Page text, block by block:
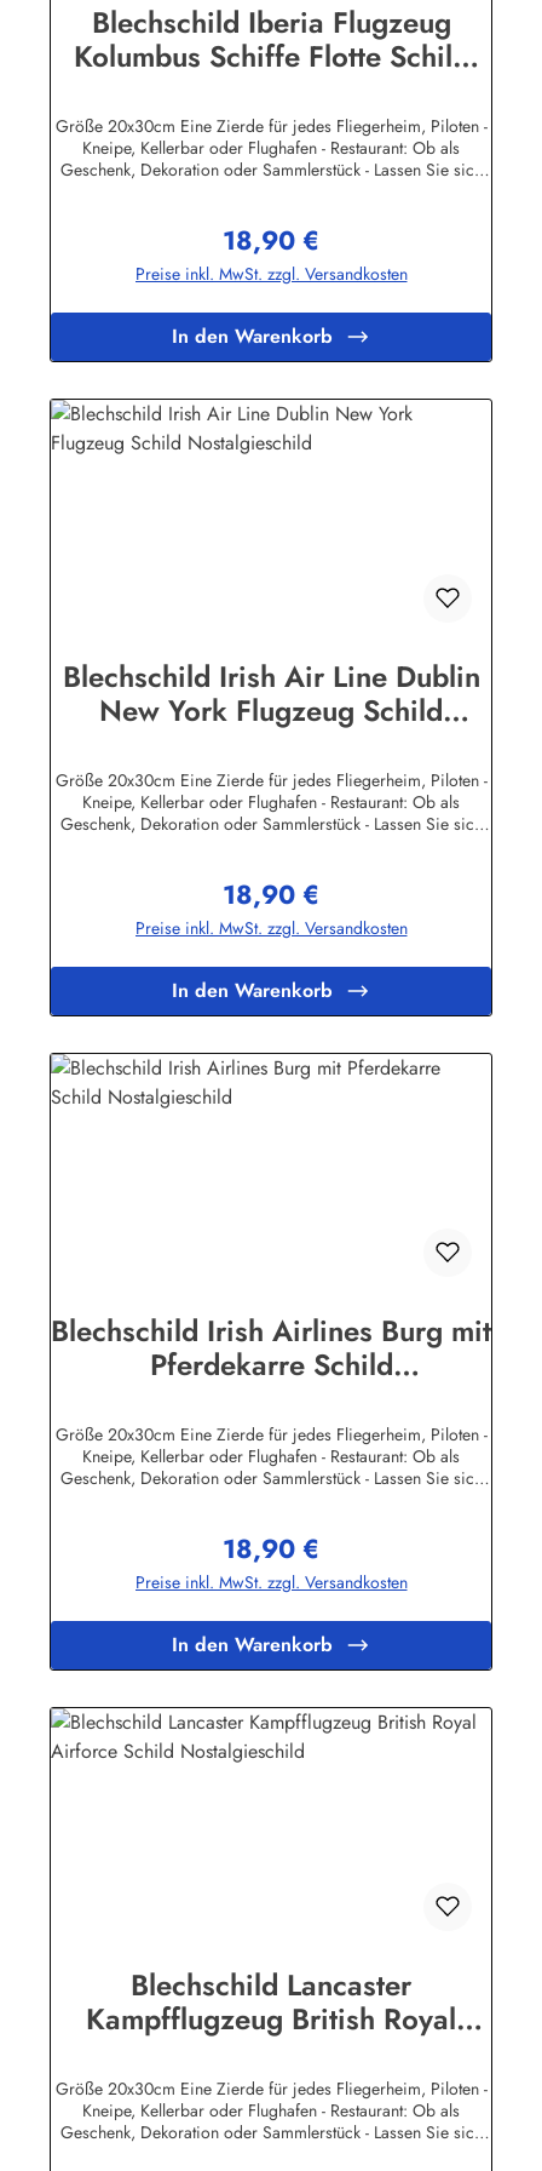
Blechschild Iberia Flugzeug
Kolumbus Schiffe Flotte Schild
Größe 20x30cm Eine Zierde für jedes Fliegerheim, Piloten -
Kneipe, Kellerbar oder Flughafen - Restaurant: Ob als
Geschenk, Dekoration oder Sammlerstück - Lassen Sie sich
Motiven. Schenken Sie sich und Ihren Freunden eine
dekorative Erinnerung an die gute alte Zeit! Unsere
Blechschilder sind in Super-Qualität aus hochwertigem Metall
behandelt, lange Lebensdauer ist damit garantiert. Wir
verkaufen nur original lizensierte
Werbeschilder.Herstellerinformationen:Heart of Ireland
(Luhe)info@heartofireland.eu
Regulärer Preis:
18,90 €
Preise inkl. MwSt. zzgl. Versandkosten
In den Warenkorb
Blechschild Irish Air Line Dublin
New York Flugzeug Schild
Größe 20x30cm Eine Zierde für jedes Fliegerheim, Piloten -
Kneipe, Kellerbar oder Flughafen - Restaurant: Ob als
Geschenk, Dekoration oder Sammlerstück - Lassen Sie sich
Motiven. Schenken Sie sich und Ihren Freunden eine
dekorative Erinnerung an die gute alte Zeit! Unsere
Blechschilder sind in Super-Qualität aus hochwertigem Metall
behandelt, lange Lebensdauer ist damit garantiert. Wir
verkaufen nur original lizensierte
Werbeschilder.Herstellerinformationen:Heart of Ireland
(Luhe)info@heartofireland.eu
Regulärer Preis:
18,90 €
Preise inkl. MwSt. zzgl. Versandkosten
In den Warenkorb
Blechschild Irish Airlines Burg mit
Pferdekarre Schild
Größe 20x30cm Eine Zierde für jedes Fliegerheim, Piloten -
Kneipe, Kellerbar oder Flughafen - Restaurant: Ob als
Geschenk, Dekoration oder Sammlerstück - Lassen Sie sich
Motiven. Schenken Sie sich und Ihren Freunden eine
dekorative Erinnerung an die gute alte Zeit! Unsere
Blechschilder sind in Super-Qualität aus hochwertigem Metall
behandelt, lange Lebensdauer ist damit garantiert. Wir
verkaufen nur original lizensierte
Werbeschilder.Herstellerinformationen:Heart of Ireland
(Luhe)info@heartofireland.eu
Regulärer Preis:
18,90 €
Preise inkl. MwSt. zzgl. Versandkosten
In den Warenkorb
Blechschild Lancaster
Kampfflugzeug British Royal
Größe 20x30cm Eine Zierde für jedes Fliegerheim, Piloten -
Kneipe, Kellerbar oder Flughafen - Restaurant: Ob als
Geschenk, Dekoration oder Sammlerstück - Lassen Sie sich